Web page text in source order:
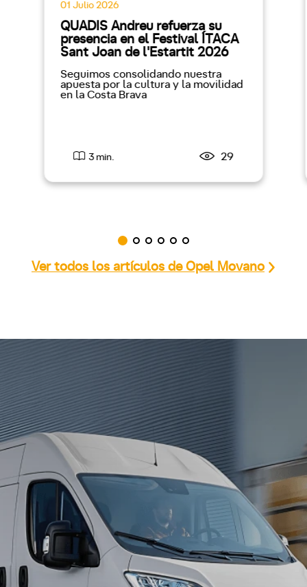
01 Julio 2026
QUADIS Andreu refuerza su
presencia en el Festival ÍTACA
Sant Joan de l'Estartit 2026
Seguimos consolidando nuestra
apuesta por la cultura y la movilidad
en la Costa Brava
3 min. 29
Ver todos los artículos de Opel Movano